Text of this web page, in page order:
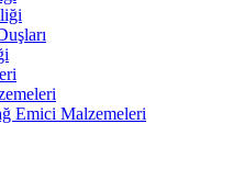
Emici Malzemeleri